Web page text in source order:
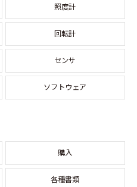
照度計
回転計
センサ
ソフトウェア
購入
各種書類